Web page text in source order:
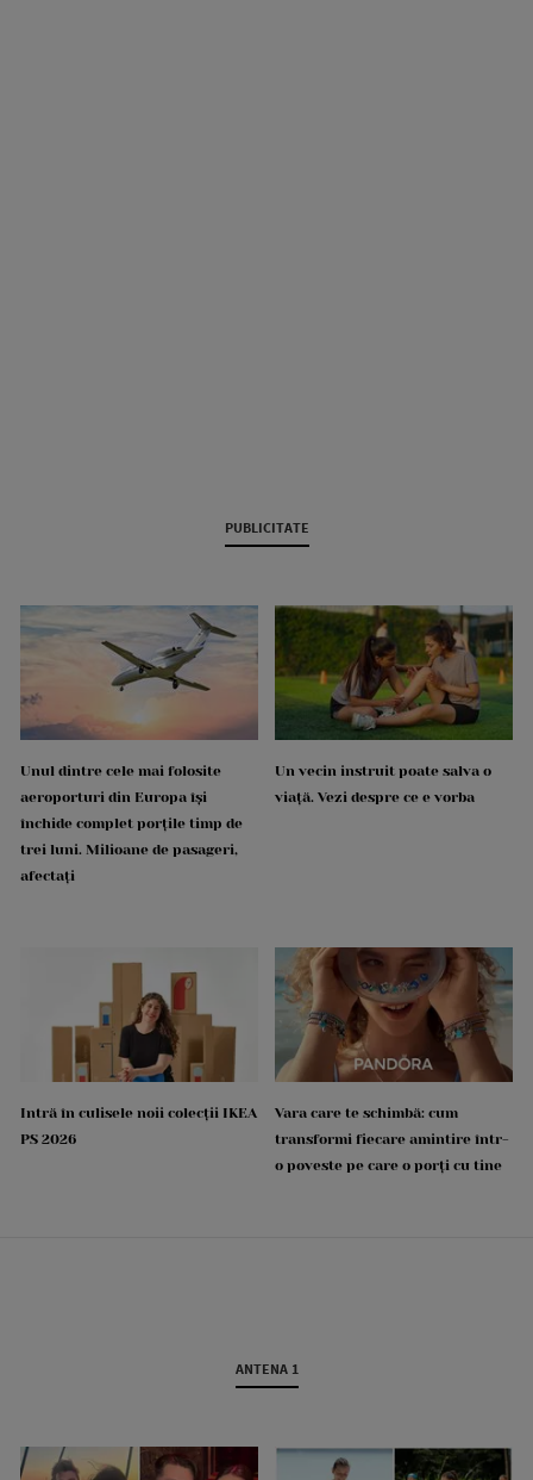
PUBLICITATE
Unul dintre cele mai folosite
aeroporturi din Europa își
închide complet porțile timp de
trei luni. Milioane de pasageri,
afectați
Un vecin instruit poate salva o
viață. Vezi despre ce e vorba
Intră în culisele noii colecții IKEA
PS 2026
Vara care te schimbă: cum
transformi fiecare amintire într-
o poveste pe care o porți cu tine
ANTENA 1